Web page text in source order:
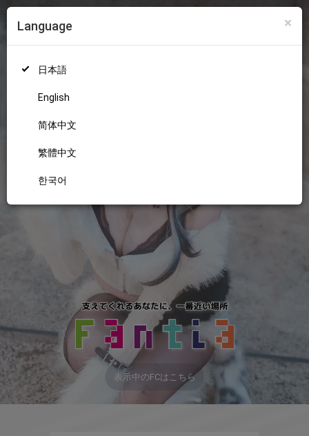
×
Language
日本語
English
简体中文
繁體中文
한국어
18+
表示中のFCはこちら